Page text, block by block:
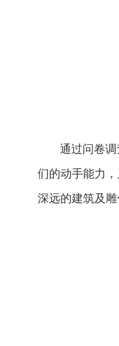
通过问卷
们的动手能力
深远的建筑及